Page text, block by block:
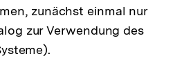
zunächst einmal nur
zur Verwendung des